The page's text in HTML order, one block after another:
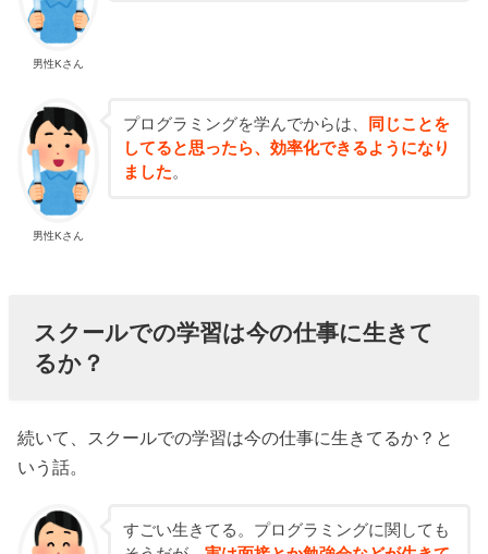
男性Kさん
男性Kさん
プログラミングを学んでからは、
同じことを
してると思ったら、効率化できるようになり
ました。
スクールでの学習は今の仕事に生きて
るか？
続いて、スクールでの学習は今の仕事に生きてるか？と
いう話。
すごい生きてる。プログラミングに関しても